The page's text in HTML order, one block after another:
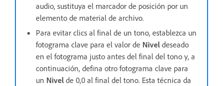
audio, sustituya el marcador de posición por un
elemento de material de archivo.
Para evitar clics al final de un tono, establezca un
fotograma clave para el valor de Nivel deseado
en el fotograma justo antes del final del tono y, a
continuación, defina otro fotograma clave para
un Nivel de 0,0 al final del tono. Esta técnica da